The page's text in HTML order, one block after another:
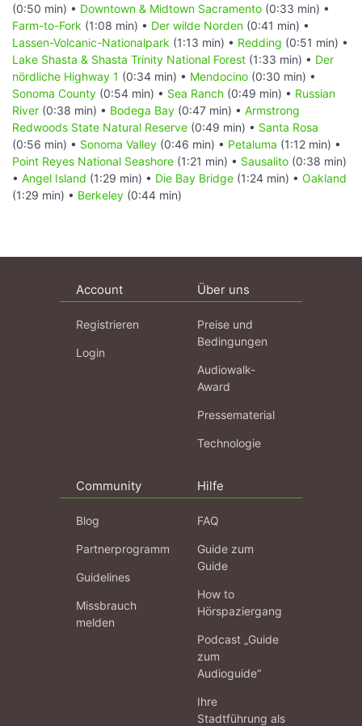
(0:50 min) • Downtown & Midtown Sacramento (0:33 min) •
Farm-to-Fork (1:08 min) • Der wilde Norden (0:41 min) •
Lassen-Volcanic-Nationalpark (1:13 min) • Redding (0:51 min) •
Lake Shasta & Shasta Trinity National Forest (1:33 min) • Der
nördliche Highway 1 (0:34 min) • Mendocino (0:30 min) •
Sonoma County (0:54 min) • Sea Ranch (0:49 min) • Russian
River (0:38 min) • Bodega Bay (0:47 min) • Armstrong
Redwoods State Natural Reserve (0:49 min) • Santa Rosa
(0:56 min) • Sonoma Valley (0:46 min) • Petaluma (1:12 min) •
Point Reyes National Seashore (1:21 min) • Sausalito (0:38 min)
• Angel Island (1:29 min) • Die Bay Bridge (1:24 min) • Oakland
(1:29 min) • Berkeley (0:44 min)
Account
Registrieren
Login
Über uns
Preise und
Bedingungen
Audiowalk-
Award
Pressematerial
Technologie
Community
Blog
Partnerprogramm
Guidelines
Missbrauch
melden
Hilfe
FAQ
Guide zum
Guide
How to
Hörspaziergang
Podcast „Guide
zum
Audioguide“
Ihre
Stadtführung als